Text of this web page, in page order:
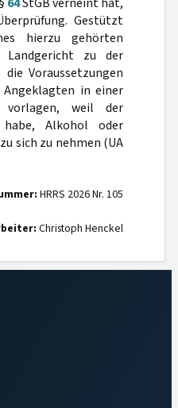
Gestützt
hierzu gehörten
Landgericht zu der
Voraussetzungen
in einer
vorlagen, weil der
Alkohol oder
sich zu nehmen (UA
HRRS 2026 Nr. 105
Christoph Henckel